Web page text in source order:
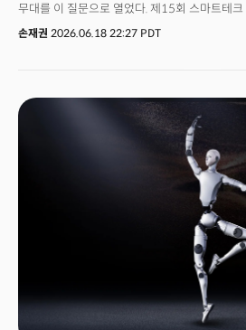
무대를 이 질문으로 열었다. 제15회 스마트테
개최된 이날 로봇 세션에서 갤봇은 유니트리와
손재권 2026.06.18 22:27 PDT